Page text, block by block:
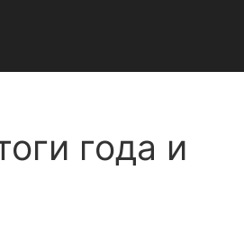
года и